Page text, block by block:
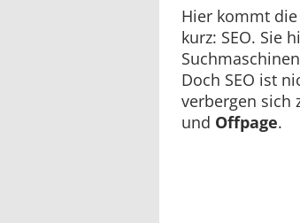
Hier kommt
kurz: SEO. Sie
Doch SEO ist
verbergen sich
und Offpage.